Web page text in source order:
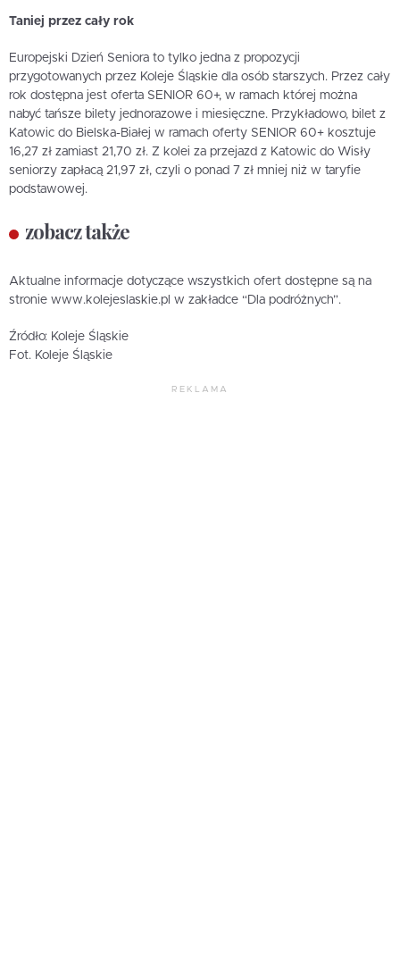
Taniej przez cały rok
Europejski Dzień Seniora to tylko jedna z propozycji
przygotowanych przez Koleje Śląskie dla osób starszych. Przez cały
rok dostępna jest oferta SENIOR 60+, w ramach której można
nabyć tańsze bilety jednorazowe i miesięczne. Przykładowo, bilet z
Katowic do Bielska-Białej w ramach oferty SENIOR 60+ kosztuje
16,27 zł zamiast 21,70 zł. Z kolei za przejazd z Katowic do Wisły
seniorzy zapłacą 21,97 zł, czyli o ponad 7 zł mniej niż w taryfie
podstawowej.
zobacz także
Aktualne informacje dotyczące wszystkich ofert dostępne są na
stronie www.kolejeslaskie.pl w zakładce “Dla podróżnych”.
Źródło: Koleje Śląskie
Fot. Koleje Śląskie
REKLAMA